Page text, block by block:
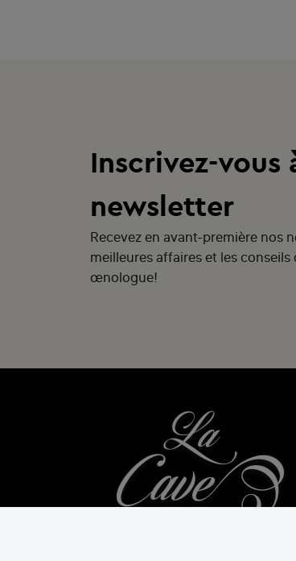
Inscrivez-vous
newsletter
Recevez en avant-première nos
meilleures affaires et les conseils
œnologue!